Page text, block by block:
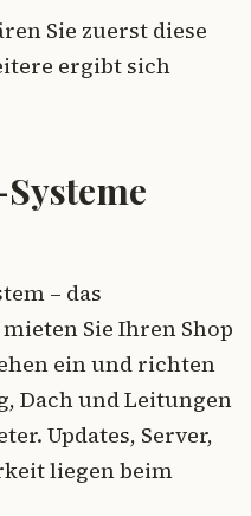
Sie zuerst diese
ergibt sich
– das
Sie Ihren Shop
ein und richten
Dach und Leitungen
Updates, Server,
liegen beim